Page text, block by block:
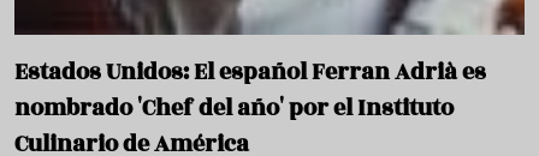
Estados Unidos: El español Ferran Adrià es
nombrado 'Chef del año' por el Instituto
Culinario de América